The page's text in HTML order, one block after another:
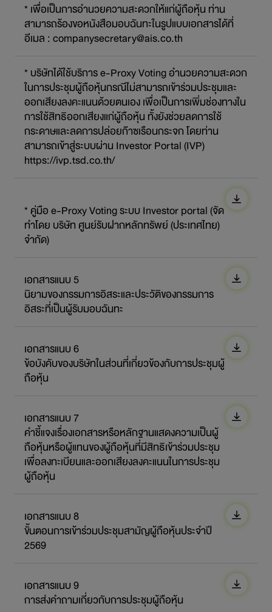
* เพื่อเป็นการอำนวยความสะดวกให้แก่ผู้ถือหุ้น ท่าน
สามารถร้องขอหนังสือมอบฉันทะในรูปแบบเอกสารได้ที่
อีเมล :companysecretary@ais.co.th
* บริษัทได้ใช้บริการ e-Proxy Voting อำนวยความสะดวก
ในการประชุมผู้ถือหุ้นกรณีไม่สามารถเข้าร่วมประชุมและ
ออกเสียงลงคะแนนด้วยตนเอง เพื่อเป็นการเพิ่มช่องทางใน
การใช้สิทธิออกเสียงแก่ผู้ถือหุ้น ทั้งยังช่วยลดการใช้
กระดาษและลดการปล่อยก๊าซเรือนกระจก โดยท่าน
สามารถเข้าสู่ระบบผ่าน Investor Portal (IVP)
https://ivp.tsd.co.th/
* คู่มือ e-Proxy Voting ระบบ Investor portal (จัด
ทำโดย บริษัท ศูนย์รับฝากหลักทรัพย์ (ประเทศไทย)
จำกัด)
เอกสารแนบ 5
นิยามของกรรมการอิสระและประวัติของกรรมการ
อิสระที่เป็นผู้รับมอบฉันทะ
เอกสารแนบ 6
ข้อบังคับของบริษัทในส่วนที่เกี่ยวข้องกับการประชุมผู้
ถือหุ้น
เอกสารแนบ 7
คำชี้แจงเรื่องเอกสารหรือหลักฐานแสดงความเป็นผู้
ถือหุ้นหรือผู้แทนของผู้ถือหุ้นที่มีสิทธิเข้าร่วมประชุม
เพื่อลงทะเบียนและออกเสียงลงคะแนนในการประชุม
ผู้ถือหุ้น
เอกสารแนบ 8
ขั้นตอนการเข้าร่วมประชุมสามัญผู้ถือหุ้นประจำปี
2569
เอกสารแนบ 9
การส่งคำถามเกี่ยวกับการประชุมผู้ถือหุ้น